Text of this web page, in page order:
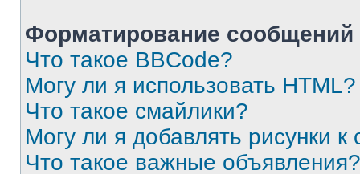
Форматирование
Что такое BBCode?
Могу ли я использовать HTML?
Что такое смайлики?
Могу ли я добавлять рисунки
Что такое важные объявления?